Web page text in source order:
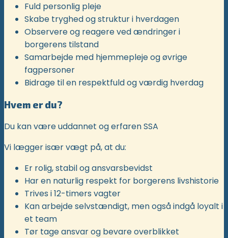
Fuld personlig pleje
Skabe tryghed og struktur i hverdagen
Observere og reagere ved ændringer i
borgerens tilstand
Samarbejde med hjemmepleje og øvrige
fagpersoner
Bidrage til en respektfuld og værdig hverdag
Hvem er du?
Du kan være uddannet og erfaren SSA
Vi lægger især vægt på, at du:
Er rolig, stabil og ansvarsbevidst
Har en naturlig respekt for borgerens livshistorie
Trives i 12-timers vagter
Kan arbejde selvstændigt, men også indgå loyalt i
et team
Tør tage ansvar og bevare overblikket